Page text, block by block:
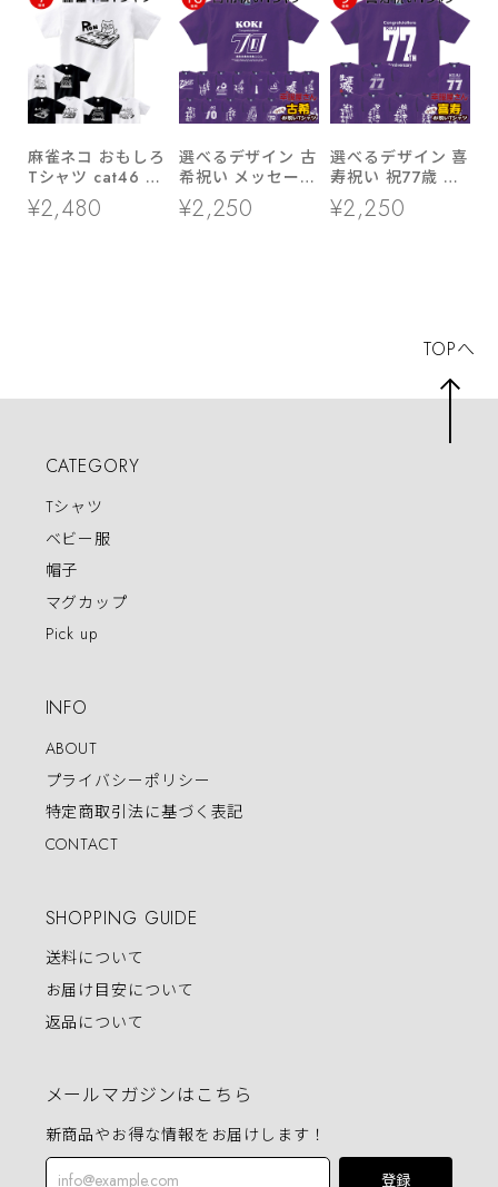
麻雀ネコ おもしろ
Tシャツ cat46 国
士無双 緑一色 大
三元 九連宝燈 ロ
¥2,480
選べるデザイン 古
希祝い メッセージ
tシャツ ms70 プ
レゼント 全16種
¥2,250
選べるデザイン 喜
寿祝い 祝77歳 メ
ッセージTシャツ
ms107 七十七歳の
¥2,250
CATEGORY
Tシャツ
ベビー服
帽子
マグカップ
Pick up
INFO
ABOUT
プライバシーポリシー
特定商取引法に基づく表記
CONTACT
SHOPPING GUIDE
送料について
お届け目安について
返品について
メールマガジンはこちら
新商品やお得な情報をお届けします！
登録
TOPへ